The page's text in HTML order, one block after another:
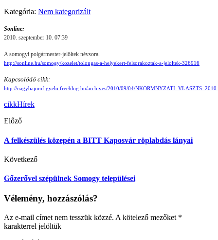
Kategória: Nem kategorizált
Sonline:
2010. szeptember 10. 07:39
A somogyi polgármester-jelöltek névsora.
http://sonline.hu/somogy/kozelet/tolongas-a-helyekert-felsorakoztak-a-jeloltek-326916
Kapcsolódó cikk:
http://nagybajomfigyelo.freeblog.hu/archives/2010/09/04/
cikkHírek
Előző
A felkészülés közepén a BITT Kaposvár röplabdás lányai
Következő
Gőzerővel szépülnek Somogy települései
Vélemény, hozzászólás?
Az e-mail címet nem tesszük közzé. A kötelező mezőket *
karakterrel jelöltük